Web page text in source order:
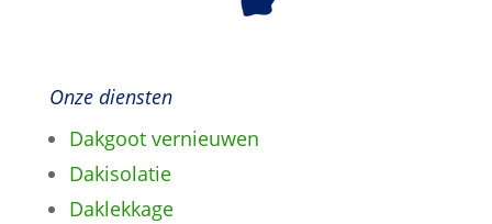
Onze diensten
Dakgoot vernieuwen
Dakisolatie
Daklekkage